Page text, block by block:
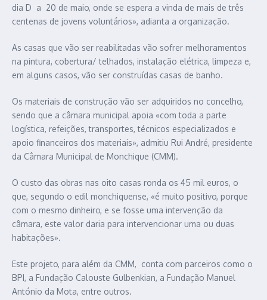
dia D a 20 de maio, onde se espera a vinda de mais de três
centenas de jovens voluntários», adianta a organização.
As casas que vão ser reabilitadas vão sofrer melhoramentos
na pintura, cobertura/ telhados, instalação elétrica, limpeza e,
em alguns casos, vão ser construídas casas de banho.
Os materiais de construção vão ser adquiridos no concelho,
sendo que a câmara municipal apoia «com toda a parte
logística, refeições, transportes, técnicos especializados e
apoio financeiros dos materiais», admitiu Rui André, presidente
da Câmara Municipal de Monchique (CMM).
O custo das obras nas oito casas ronda os 45 mil euros, o
que, segundo o edil monchiquense, «é muito positivo, porque
com o mesmo dinheiro, e se fosse uma intervenção da
câmara, este valor daria para intervencionar uma ou duas
habitações».
Este projeto, para além da CMM, conta com parceiros como o
BPI, a Fundação Calouste Gulbenkian, a Fundação Manuel
António da Mota, entre outros.